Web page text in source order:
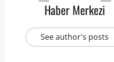
Haber Merkezi
See author's posts